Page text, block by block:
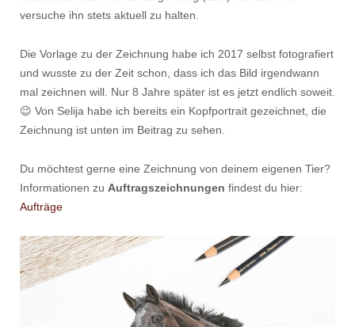
versuche ihn stets aktuell zu halten.
Die Vorlage zu der Zeichnung habe ich 2017 selbst fotografiert
und wusste zu der Zeit schon, dass ich das Bild irgendwann
mal zeichnen will. Nur 8 Jahre später ist es jetzt endlich soweit.
😉 Von Selija habe ich bereits ein Kopfportrait gezeichnet, die
Zeichnung ist unten im Beitrag zu sehen.
Du möchtest gerne eine Zeichnung von deinem eigenen Tier?
Informationen zu Auftragszeichnungen findest du hier:
Aufträge